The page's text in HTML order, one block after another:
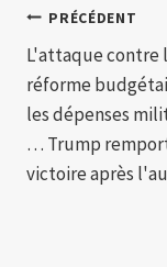
Navigation
de
l’article
PRÉCÉDENT
L'attaque contre
réforme
les dépenses
… Trump
victoire après